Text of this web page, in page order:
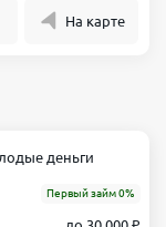
На карте
деньги
Первый займ 0%